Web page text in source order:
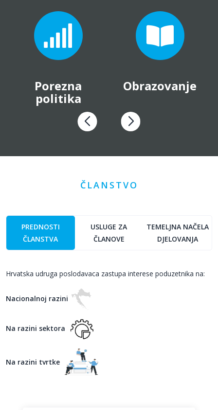
Porezna
politika
Obrazovanje
ČLANSTVO
PREDNOSTI
ČLANSTVA
USLUGE ZA
ČLANOVE
TEMELJNA NAČELA
DJELOVANJA
Hrvatska udruga poslodavaca zastupa interese poduzetnika na:
Nacionalnoj razini
Na razini sektora
Na razini tvrtke